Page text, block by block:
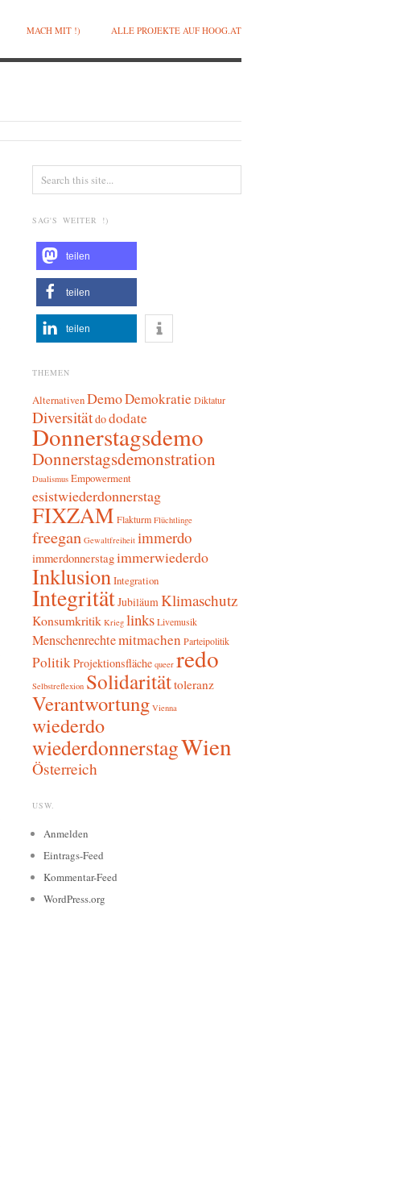
MACH MIT !) ALLE PROJEKTE AUF HOOG.AT
SAG'S WEITER !)
teilen
teilen
teilen
THEMEN
AlternativenDemoDemokratie Diktatur
Diversitätdododate
Donnerstagsdemo
Donnerstagsdemonstration
Dualismus Empowerment
esistwiederdonnerstag
FIXZAM Flakturm Flüchtlinge
freegan Gewaltfreiheit immerdo
immerdonnerstagimmerwiederdo
InklusionIntegration
IntegritätJubiläumKlimaschutz
Konsumkritik Krieg linksLivemusik
Menschenrechtemitmachen Parteipolitik
PolitikProjektionsfläche queer redo
Selbstreflexion Solidaritättoleranz
Verantwortung Vienna
wiederdo
wiederdonnerstagWien
Österreich
USW.
Anmelden
Eintrags-Feed
Kommentar-Feed
WordPress.org